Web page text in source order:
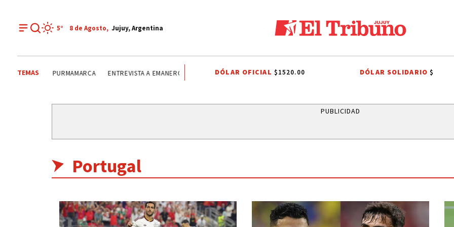
5° 8 de Agosto, Jujuy, Argentina
TEMAS PURMAMARCA ENTREVISTA A EMANERO DÍA DEL INGENIERO AGRÓNOMO ANALIZAN SECTOR DERECHO TRIBUTARIO EL
DÓLAR OFICIAL $1520.00 DÓLAR SOLIDARIO$
PUBLICIDAD
Portugal